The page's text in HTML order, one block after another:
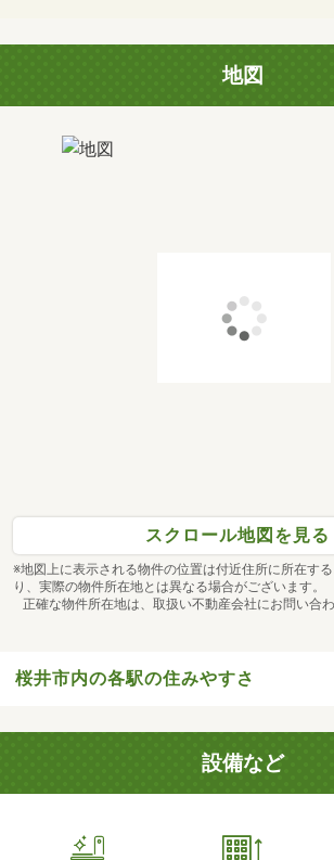
地図
スクロール地図を見る
※地図上に表示される物件の位置は付近住所に所在す
り、実際の物件所在地とは異なる場合がございます。
正確な物件所在地は、取扱い不動産会社にお問い合わ
桜井市内の各駅の住みやすさ
設備など